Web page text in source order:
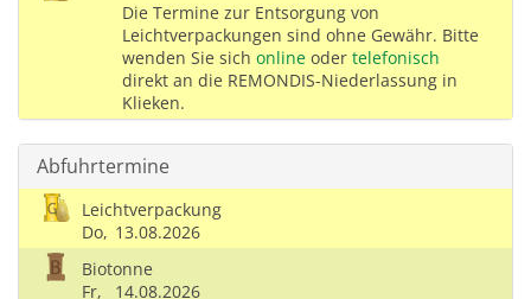
Die Termine zur Entsorgung von
Leichtverpackungen sind ohne Gewähr. Bitte
wenden Sie sich online oder telefonisch
direkt an die REMONDIS-Niederlassung in
Klieken.
Abfuhrtermine
Leichtverpackung
Do, 13.08.2026
Biotonne
Fr,
14.08.2026